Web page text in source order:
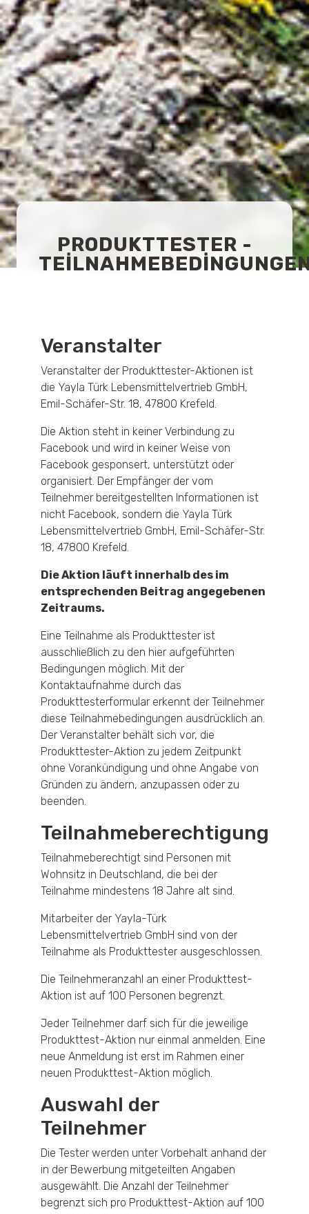
PRODUKTTESTER -
Veranstalter
Veranstalter der Produkttester-Aktionen ist
die Yayla Türk Lebensmittelvertrieb GmbH,
Emil-Schäfer-Str. 18, 47800 Krefeld.
Die Aktion steht in keiner Verbindung zu
Facebook und wird in keiner Weise von
Facebook gesponsert, unterstützt oder
organisiert. Der Empfänger der vom
Teilnehmer bereitgestellten Informationen ist
nicht Facebook, sondern die Yayla Türk
Lebensmittelvertrieb GmbH, Emil-Schäfer-Str.
18, 47800 Krefeld.
Die Aktion läuft innerhalb des im
entsprechenden Beitrag angegebenen
Zeitraums.
Eine Teilnahme als Produkttester ist
ausschließlich zu den hier aufgeführten
Bedingungen möglich. Mit der
Kontaktaufnahme durch das
Produkttesterformular erkennt der Teilnehmer
diese Teilnahmebedingungen ausdrücklich an.
Der Veranstalter behält sich vor, die
Produkttester-Aktion zu jedem Zeitpunkt
ohne Vorankündigung und ohne Angabe von
Gründen zu ändern, anzupassen oder zu
beenden.
Teilnahmeberechtigung
Teilnahmeberechtigt sind Personen mit
Wohnsitz in Deutschland, die bei der
Teilnahme mindestens 18 Jahre alt sind.
Mitarbeiter der Yayla-Türk
Lebensmittelvertrieb GmbH sind von der
Teilnahme als Produkttester ausgeschlossen.
Die Teilnehmeranzahl an einer Produkttest-
Aktion ist auf 100 Personen begrenzt.
Jeder Teilnehmer darf sich für die jeweilige
Produkttest-Aktion nur einmal anmelden. Eine
neue Anmeldung ist erst im Rahmen einer
neuen Produkttest-Aktion möglich.
Auswahl der
Teilnehmer
Die Tester werden unter Vorbehalt anhand der
in der Bewerbung mitgeteilten Angaben
ausgewählt. Die Anzahl der Teilnehmer
begrenzt sich pro Produkttest-Aktion auf 100